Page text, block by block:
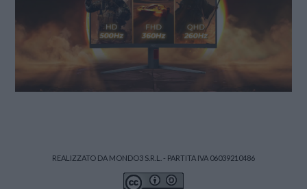
REALIZZATO DA MONDO3 S.R.L. - PARTITA IVA 06039210486